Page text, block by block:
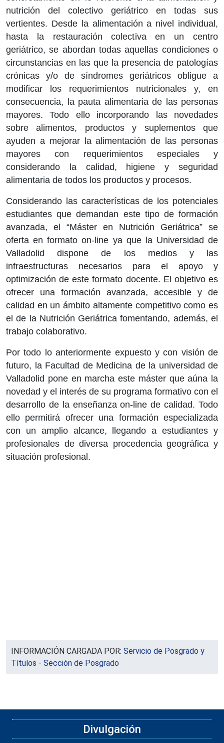
nutrición del colectivo geriátrico en todas sus
vertientes. Desde la alimentación a nivel individual,
hasta la restauración colectiva en un centro
geriátrico, se abordan todas aquellas condiciones o
circunstancias en las que la presencia de patologías
crónicas y/o de síndromes geriátricos obligue a
modificar los requerimientos nutricionales y, en
consecuencia, la pauta alimentaria de las personas
mayores. Todo ello incorporando las novedades
sobre alimentos, productos y suplementos que
ayuden a mejorar la alimentación de las personas
mayores con requerimientos especiales y
considerando la calidad, higiene y seguridad
alimentaria de todos los productos y procesos.
Considerando las características de los potenciales
estudiantes que demandan este tipo de formación
avanzada, el “Máster en Nutrición Geriátrica” se
oferta en formato on-line ya que la Universidad de
Valladolid dispone de los medios y las
infraestructuras necesarios para el apoyo y
optimización de este formato docente. El objetivo es
ofrecer una formación avanzada, accesible y de
calidad en un ámbito altamente competitivo como es
el de la Nutrición Geriátrica fomentando, además, el
trabajo colaborativo.
Por todo lo anteriormente expuesto y con visión de
futuro, la Facultad de Medicina de la universidad de
Valladolid pone en marcha este máster que aúna la
novedad y el interés de su programa formativo con el
desarrollo de la enseñanza on-line de calidad. Todo
ello permitirá ofrecer una formación especializada
con un amplio alcance, llegando a estudiantes y
profesionales de diversa procedencia geográfica y
situación profesional.
INFORMACIÓN CARGADA POR: Servicio de Posgrado y
Títulos - Sección de Posgrado
Divulgación